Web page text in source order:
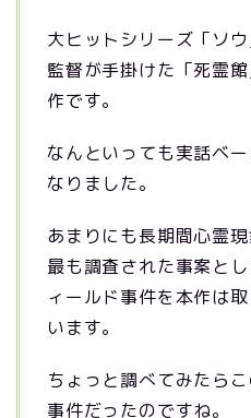
大ヒットシリーズ「ソ
監督が手掛けた「死霊
作です。
なんといっても実話ベ
なりました。
あまりにも長期間心霊
最も調査された事案と
ィールド事件を本作は
います。
ちょっと調べてみたら
事件だったのですね。